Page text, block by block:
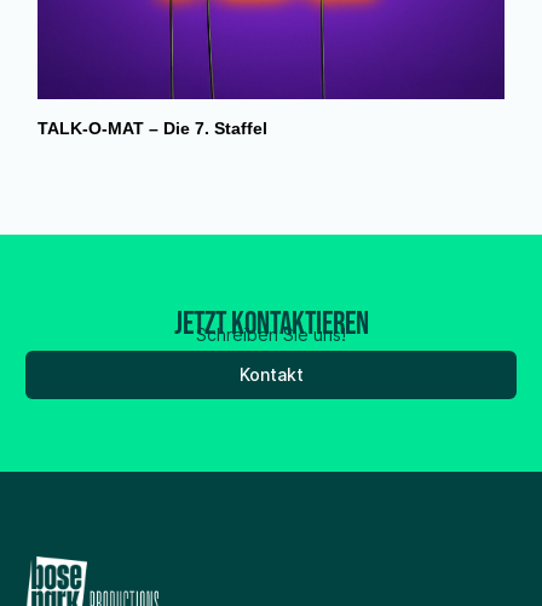
TALK-O-MAT – Die 7. Staffel
Jetzt kontaktieren
Schreiben Sie uns!
Kontakt